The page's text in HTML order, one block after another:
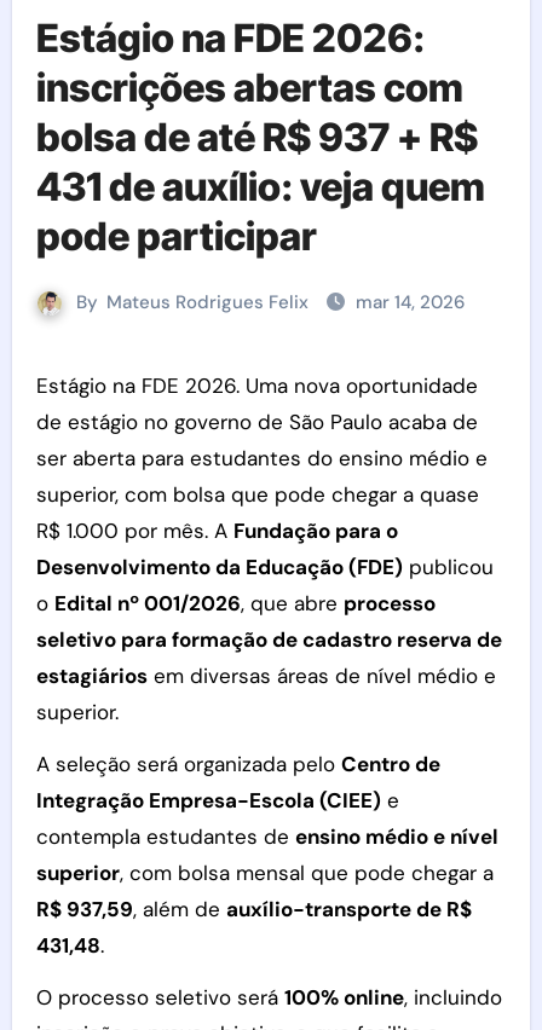
Estágio na FDE 2026:
inscrições abertas com
bolsa de até R$ 937 + R$
431 de auxílio: veja quem
pode participar
By Mateus Rodrigues Felix mar 14, 2026
Estágio na FDE 2026. Uma nova oportunidade
de estágio no governo de São Paulo acaba de
ser aberta para estudantes do ensino médio e
superior, com bolsa que pode chegar a quase
R$ 1.000 por mês. A Fundação para o
Desenvolvimento da Educação (FDE) publicou
o Edital nº 001/2026, que abre processo
seletivo para formação de cadastro reserva de
estagiáriosem diversas áreas de nível médio e
superior.
A seleção será organizada pelo Centro de
Integração Empresa-Escola (CIEE) e
contempla estudantes de ensino médio e nível
superior, com bolsa mensal que pode chegar a
R$ 937,59, além de auxílio-transporte de R$
431,48.
O processo seletivo será 100% online, incluindo